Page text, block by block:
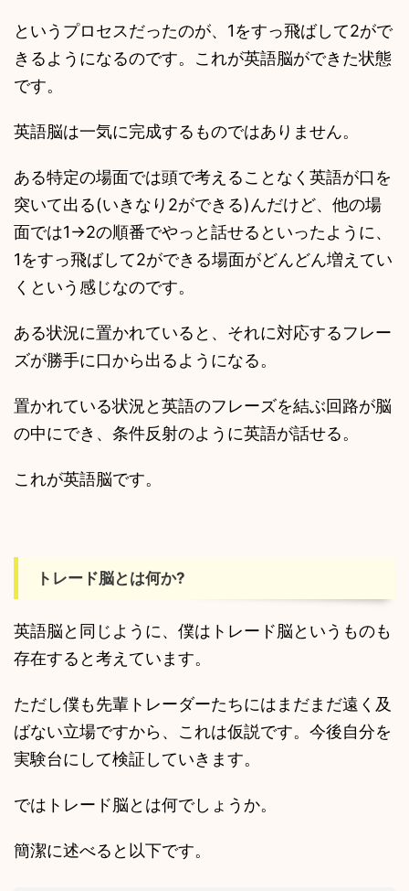
というプロセスだったのが、1をすっ飛ばして2がで
きるようになるのです。これが英語脳ができた状態
です。
英語脳は一気に完成するものではありません。
ある特定の場面では頭で考えることなく英語が口を
突いて出る(いきなり2ができる)んだけど、他の場
面では1->2の順番でやっと話せるといったように、
1をすっ飛ばして2ができる場面がどんどん増えてい
くという感じなのです。
ある状況に置かれていると、それに対応するフレー
ズが勝手に口から出るようになる。
置かれている状況と英語のフレーズを結ぶ回路が脳
の中にでき、条件反射のように英語が話せる。
これが英語脳です。
トレード脳とは何か?
英語脳と同じように、僕はトレード脳というものも
存在すると考えています。
ただし僕も先輩トレーダーたちにはまだまだ遠く及
ばない立場ですから、これは仮説です。今後自分を
実験台にして検証していきます。
ではトレード脳とは何でしょうか。
簡潔に述べると以下です。